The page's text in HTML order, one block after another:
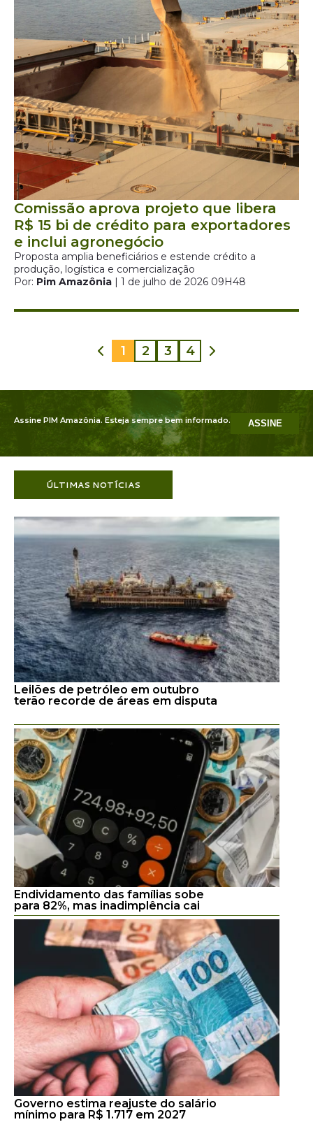
Comissão aprova projeto que libera
R$ 15 bi de crédito para exportadores
e inclui agronegócio
Proposta amplia beneficiários e estende crédito a
produção, logística e comercialização
Por: Pim Amazônia | 1 de julho de 2026 09H48
1 2 3 4
Assine PIM Amazônia. Esteja sempre bem informado. ASSINE
ÚLTIMAS NOTÍCIAS
Leilões de petróleo em outubro
terão recorde de áreas em disputa
Endividamento das famílias sobe
para 82%, mas inadimplência cai
Governo estima reajuste do salário
mínimo para R$ 1.717 em 2027